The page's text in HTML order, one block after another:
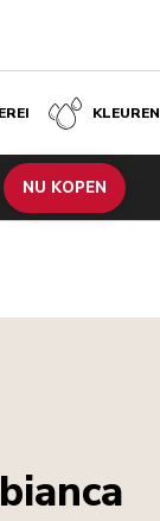
KLEUREN
NU KOPEN